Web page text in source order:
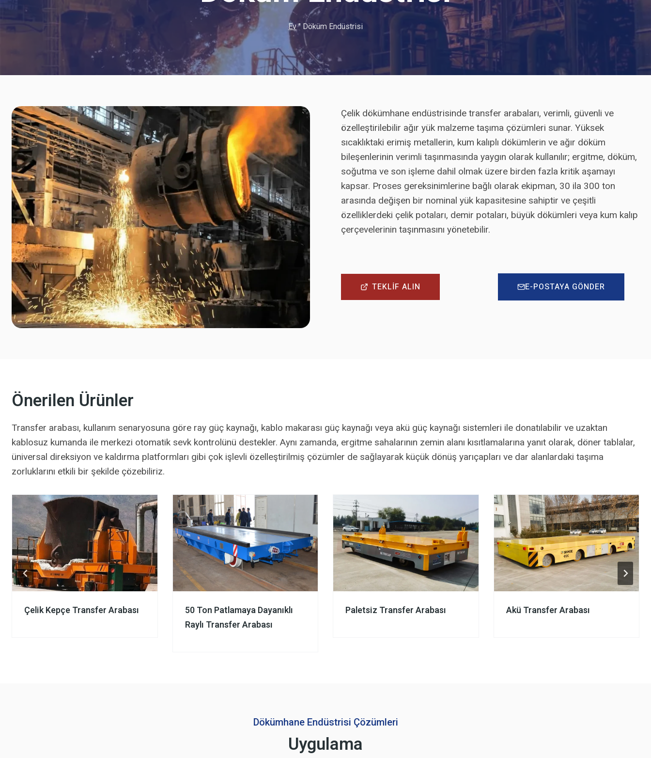
Ev" Döküm Endüstrisi
Çelik dökümhane endüstrisinde transfer arabaları, verimli, güvenli ve
özelleştirilebilir ağır yük malzeme taşıma çözümleri sunar. Yüksek
sıcaklıktaki erimiş metallerin, kum kalıplı dökümlerin ve ağır döküm
bileşenlerinin verimli taşınmasında yaygın olarak kullanılır; ergitme, döküm,
soğutma ve son işleme dahil olmak üzere birden fazla kritik aşamayı
kapsar. Proses gereksinimlerine bağlı olarak ekipman, 30 ila 300 ton
arasında değişen bir nominal yük kapasitesine sahiptir ve çeşitli
özelliklerdeki çelik potaları, demir potaları, büyük dökümleri veya kum kalıp
çerçevelerinin taşınmasını yönetebilir.
TEKLİF ALIN E-POSTAYA GÖNDER
Önerilen Ürünler
Transfer arabası, kullanım senaryosuna göre ray güç kaynağı, kablo makarası güç kaynağı veya akü güç kaynağı sistemleri ile donatılabilir ve uzaktan
kablosuz kumanda ile merkezi otomatik sevk kontrolünü destekler. Aynı zamanda, ergitme sahalarının zemin alanı kısıtlamalarına yanıt olarak, döner tablalar,
üniversal direksiyon ve kaldırma platformları gibi çok işlevli özelleştirilmiş çözümler de sağlayarak küçük dönüş yarıçapları ve dar alanlardaki taşıma
zorluklarını etkili bir şekilde çözebiliriz.
Çelik Kepçe Transfer Arabası
50 Ton Patlamaya Dayanıklı
Raylı Transfer Arabası
Paletsiz Transfer Arabası Akü Transfer Arabası
Dökümhane Endüstrisi Çözümleri
Uygulama